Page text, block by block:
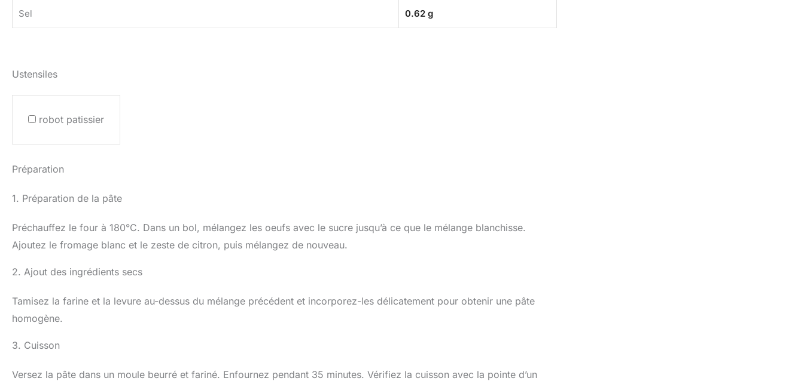
Sel 0.62 g
Ustensiles
robot patissier
Préparation
1. Préparation de la pâte
Préchauffez le four à 180°C. Dans un bol, mélangez les oeufs avec le sucre jusqu’à ce que le mélange blanchisse.
Ajoutez le fromage blanc et le zeste de citron, puis mélangez de nouveau.
2. Ajout des ingrédients secs
Tamisez la farine et la levure au-dessus du mélange précédent et incorporez-les délicatement pour obtenir une pâte
homogène.
3. Cuisson
Versez la pâte dans un moule beurré et fariné. Enfournez pendant 35 minutes. Vérifiez la cuisson avec la pointe d’un